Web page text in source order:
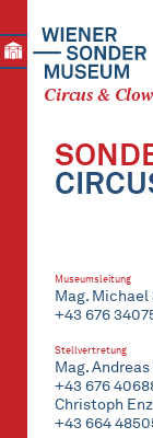
Circus &
Museumsleitung
Mag.
+43 676
Stellvertretung
Mag.
+43 676
Christoph
+43 664